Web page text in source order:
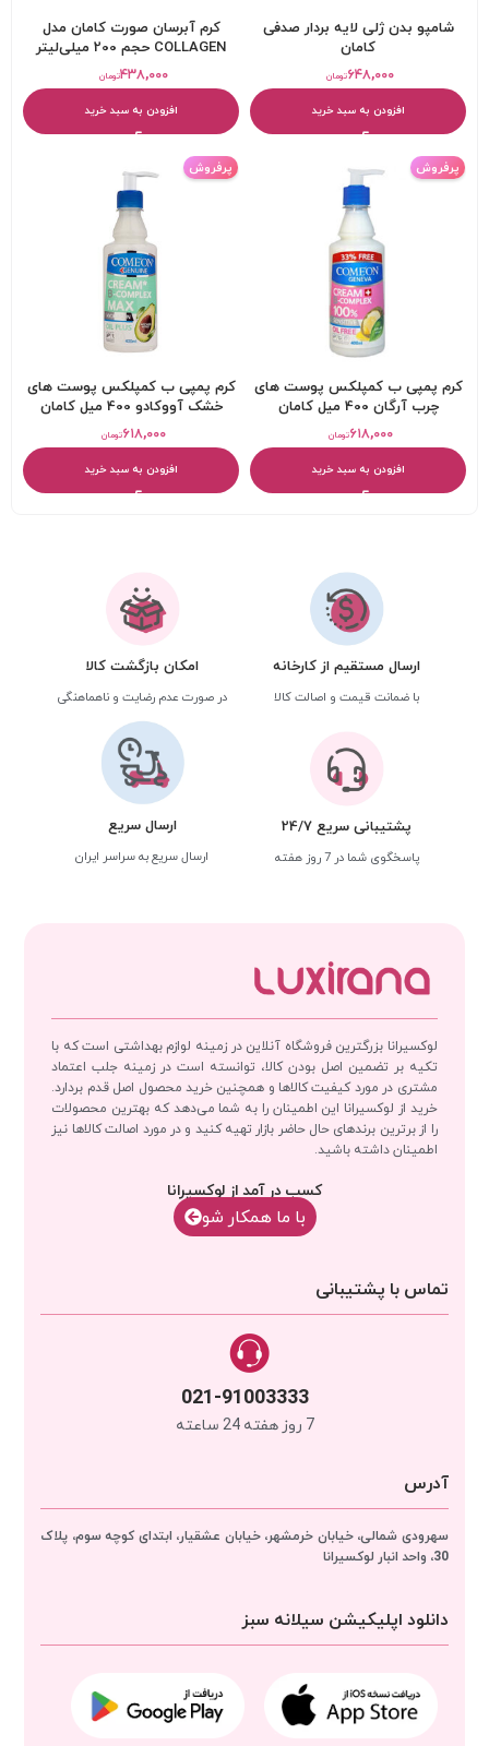
شامپو بدن ژلی لایه بردار صدفی
کامان
تومان۶۴۸,۰۰۰
افزودن به سبد خرید
کرم آبرسان صورت کامان مدل
COLLAGEN حجم 200 میلی‌لیتر
تومان۴۳۸,۰۰۰
افزودن به سبد خرید
پرفروش
کرم پمپی ب کمپلکس پوست های
چرب آرگان 400 میل کامان
تومان۶۱۸,۰۰۰
افزودن به سبد خرید
پرفروش
کرم پمپی ب کمپلکس پوست های
خشک آووکادو 400 میل کامان
تومان۶۱۸,۰۰۰
افزودن به سبد خرید
ارسال مستقیم از کارخانه
با ضمانت قیمت و اصالت کالا
امکان بازگشت کالا
در صورت عدم رضایت و ناهماهنگی
پشتیبانی سریع 24/7
پاسخگوی شما در 7 روز هفته
ارسال سریع
ارسال سریع به سراسر ایران
لوکسیرانا بزرگترین فروشگاه آنلاین در زمینه لوازم بهداشتی است که با
تکیه بر تضمین اصل بودن کالا، توانسته است در زمینه جلب اعتماد
مشتری در مورد کیفیت کالاها و همچنین خرید محصول اصل قدم بردارد.
خرید از لوکسیرانا این اطمینان را به شما می‌دهد که بهترین محصولات
را از برترین برندهای حال حاضر بازار تهیه کنید و در مورد اصالت کالاها نیز
اطمینان داشته باشید.
کسب در آمد از لوکسیرانا
با‌‌ ما همکار شو
تماس با پشتیبانی
021-91003333
7 روز هفته 24 ساعته
آدرس
سهرودی شمالی، خیابان خرمشهر، خیابان عشقیار، ابتدای کوچه سوم، پلاک
30، واحد انبار
لوکسیرانا
دانلود اپلیکیشن سیلانه سبز